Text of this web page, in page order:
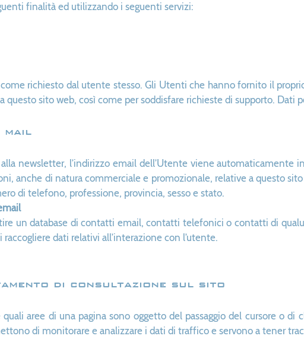
finalità ed utilizzando i seguenti servizi:
richiesto dal utente stesso. Gli Utenti che hanno fornito il
questo sito web, così come per soddisfare richieste di supporto. Dati
newsletter, l’indirizzo email dell’Utente viene
anche di natura commerciale e promozionale, relative a questo
di telefono, professione, provincia, sesso e stato.
un database di contatti email, contatti telefonici o contatti di
dati relativi all’interazione con l’utente.
di consultazione sul sito
quali aree di una pagina sono oggetto del passaggio del cursore o
di monitorare e analizzare i dati di traffico e servono a tener